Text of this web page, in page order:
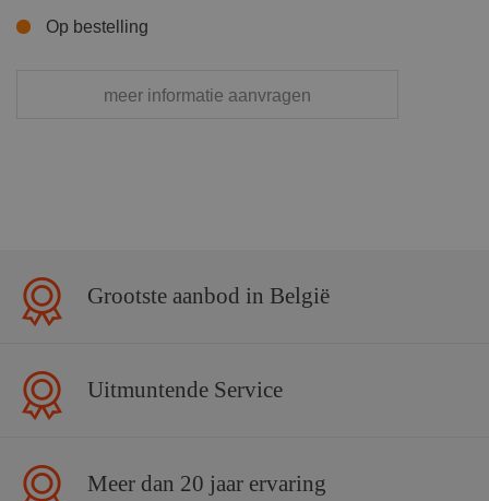
Op bestelling
meer informatie aanvragen
Grootste aanbod in België
Uitmuntende Service
Meer dan 20 jaar ervaring